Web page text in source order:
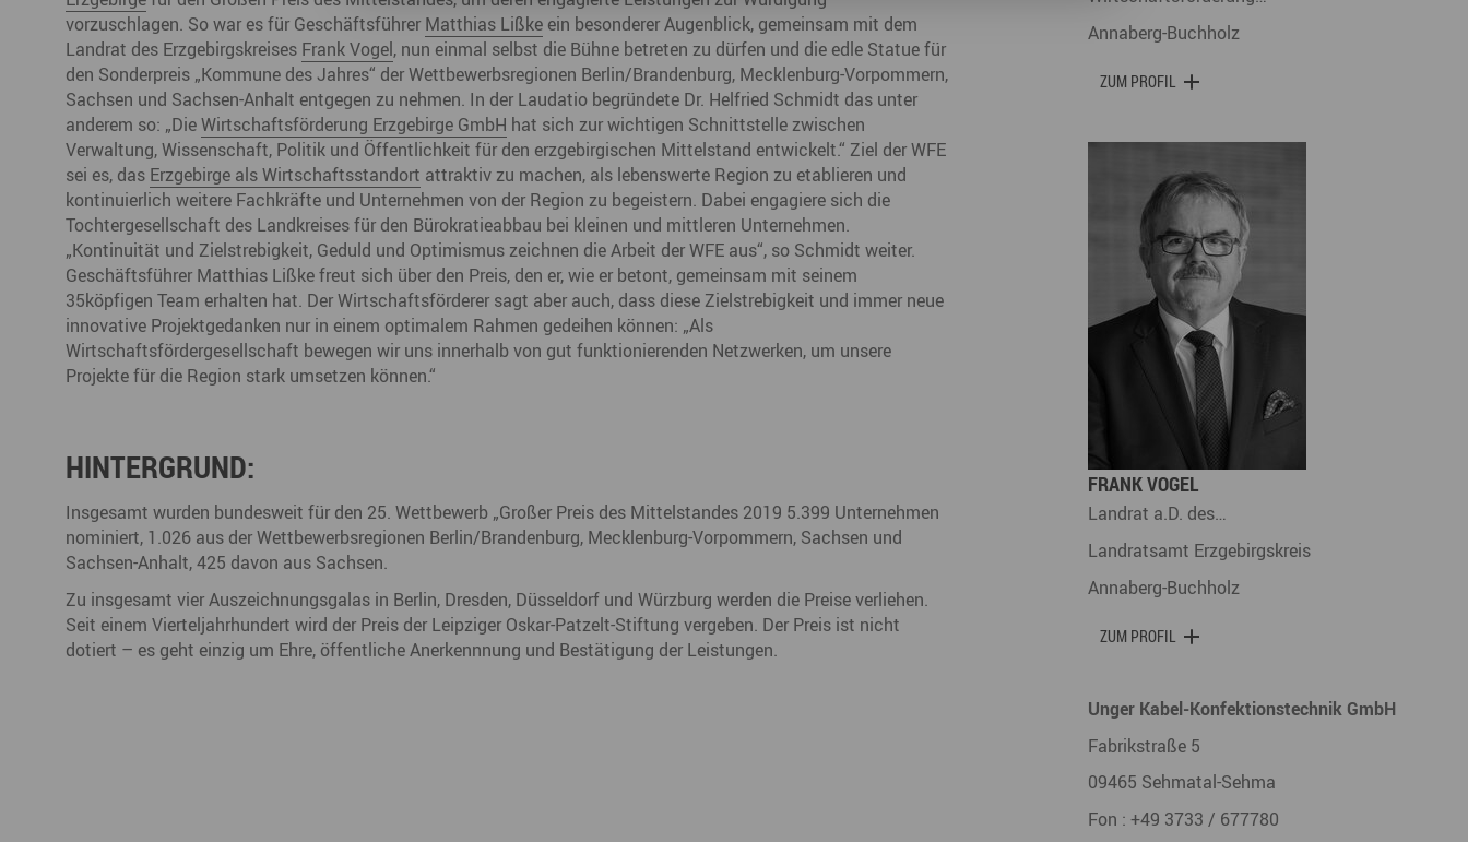
vorzuschlagen. So war es für Geschäftsführer Matthias Lißke ein besonderer Augenblick, gemeinsam mit dem
Landrat des Erzgebirgskreises Frank Vogel, nun einmal selbst die Bühne betreten zu dürfen und die edle Statue für
den Sonderpreis „Kommune des Jahres“ der Wettbewerbsregionen Berlin/Brandenburg, Mecklenburg-Vorpommern,
Sachsen und Sachsen-Anhalt entgegen zu nehmen. In der Laudatio begründete Dr. Helfried Schmidt das unter
anderem so: „DieWirtschaftsförderung Erzgebirge GmbH hat sich zur wichtigen Schnittstelle zwischen
Verwaltung, Wissenschaft, Politik und Öffentlichkeit für den erzgebirgischen Mittelstand entwickelt.“ Ziel der WFE
sei es, das Erzgebirge als Wirtschaftsstandort attraktiv zu machen, als lebenswerte Region zu etablieren und
kontinuierlich weitere Fachkräfte und Unternehmen von der Region zu begeistern. Dabei engagiere sich die
Tochtergesellschaft des Landkreises für den Bürokratieabbau bei kleinen und mittleren Unternehmen.
„Kontinuität und Zielstrebigkeit, Geduld und Optimismus zeichnen die Arbeit der WFE aus“, so Schmidt weiter.
Geschäftsführer Matthias Lißke freut sich über den Preis, den er, wie er betont, gemeinsam mit seinem
35köpfigen Team erhalten hat. Der Wirtschaftsförderer sagt aber auch, dass diese Zielstrebigkeit und immer neue
innovative Projektgedanken nur in einem optimalem Rahmen gedeihen können: „Als
Wirtschaftsfördergesellschaft bewegen wir uns innerhalb von gut funktionierenden Netzwerken, um unsere
Projekte für die Region stark umsetzen können.“
HINTERGRUND:
Insgesamt wurden bundesweit für den 25. Wettbewerb „Großer Preis des Mittelstandes 2019 5.399 Unternehmen
nominiert, 1.026 aus der Wettbewerbsregionen Berlin/Brandenburg, Mecklenburg-Vorpommern, Sachsen und
Sachsen-Anhalt, 425 davon aus Sachsen.
Zu insgesamt vier Auszeichnungsgalas in Berlin, Dresden, Düsseldorf und Würzburg werden die Preise verliehen.
Seit einem Vierteljahrhundert wird der Preis der Leipziger Oskar-Patzelt-Stiftung vergeben. Der Preis ist nicht
dotiert – es geht einzig um Ehre, öffentliche Anerkennnung und Bestätigung der Leistungen.
Annaberg-Buchholz
ZUM PROFIL
FRANK VOGEL
Landrat a.D. des…
Landratsamt Erzgebirgskreis
Annaberg-Buchholz
ZUM PROFIL
Unger Kabel-Konfektionstechnik GmbH
Fabrikstraße 5
09465 Sehmatal-Sehma
Fon : +49 3733 / 677780